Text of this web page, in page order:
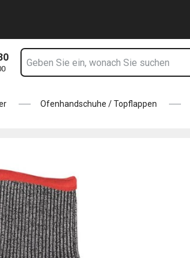
Ofenhandschuhe / Topflappen